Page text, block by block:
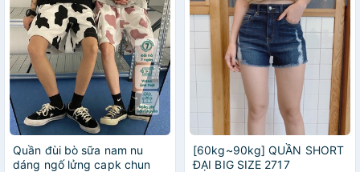
Quần đùi bò sữa nam nu
dáng ngố lửng capk chun
[60kg~90kg] QUẦN SHORT
ĐẠI BIG SIZE 2717